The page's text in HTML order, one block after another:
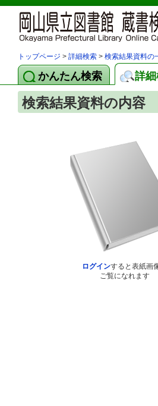
トップページ > 詳細検索 > 検索結果資料の
かんたん検索 詳
検索結果資料の内容
ログインすると表紙画
ご覧になれます